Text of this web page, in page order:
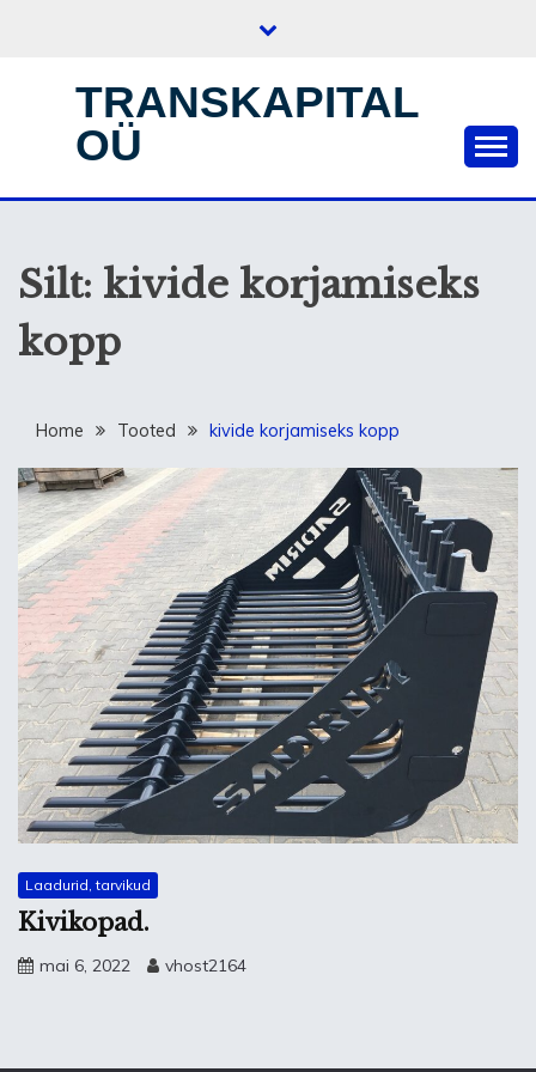
TRANSKAPITAL
OÜ
Silt: kivide korjamiseks
kopp
Home Tooted kivide korjamiseks kopp
Laadurid, tarvikud
Kivikopad.
mai 6, 2022 vhost2164